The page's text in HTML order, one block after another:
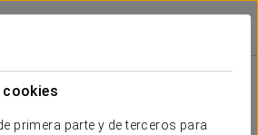
primera parte y de terceros para
En Pareja